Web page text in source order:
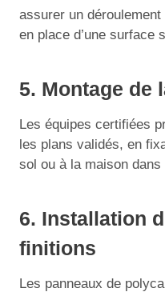
assurer un
en place d’une surface
5. Montage de
Les équipes certifiées
les plans validés, en
sol ou à la maison dans
6. Installation
finitions
Les panneaux de